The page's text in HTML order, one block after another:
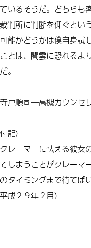
いるそうだ。どちらも
判所に判断を仰ぐとい
能かどうかは僕自身試
とは、闇雲に恐れるよ
。
寺戸順司―高槻カウンセ
付記）
レーマーに怯える彼女
しまうことがクレーマ
タイミングまで待てば
平成２９年２月）